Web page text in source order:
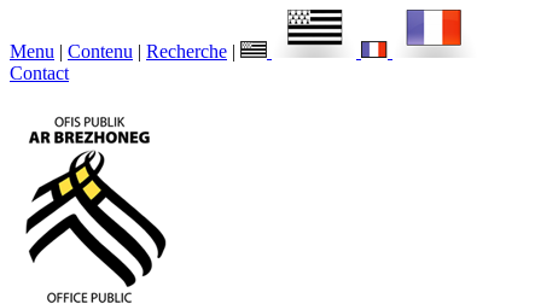
Menu | Contenu | Recherche |
Contact